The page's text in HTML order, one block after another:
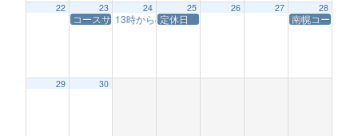
22 23
コースサービス休業
24
13時からの営業1:00 PM
25
定休日
26 27 28
南幌コースサ
29 30